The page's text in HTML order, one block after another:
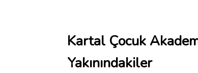
Kartal Çocuk
Yakınındakiler